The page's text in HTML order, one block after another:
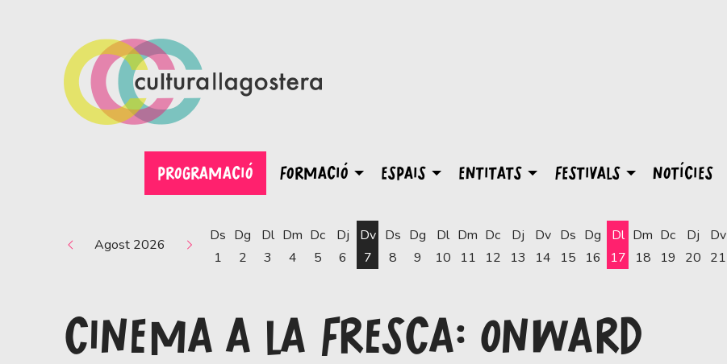
PROGRAMACIÓ FORMACIÓ ESPAIS ENTITATS FESTIVALS NOTÍCIES
Agost 2026
Ds
1
Dg
2
Dl
3
Dm
4
Dc
5
Dj
6
Dv
7
Ds
8
Dg
9
Dl
10
Dm
11
Dc
12
Dj
13
Dv
14
Ds
15
Dg
16
Dl
17
Dm
18
Dc
19
Dj
20
Dv
21
CINEMA A LA FRESCA: ONWARD